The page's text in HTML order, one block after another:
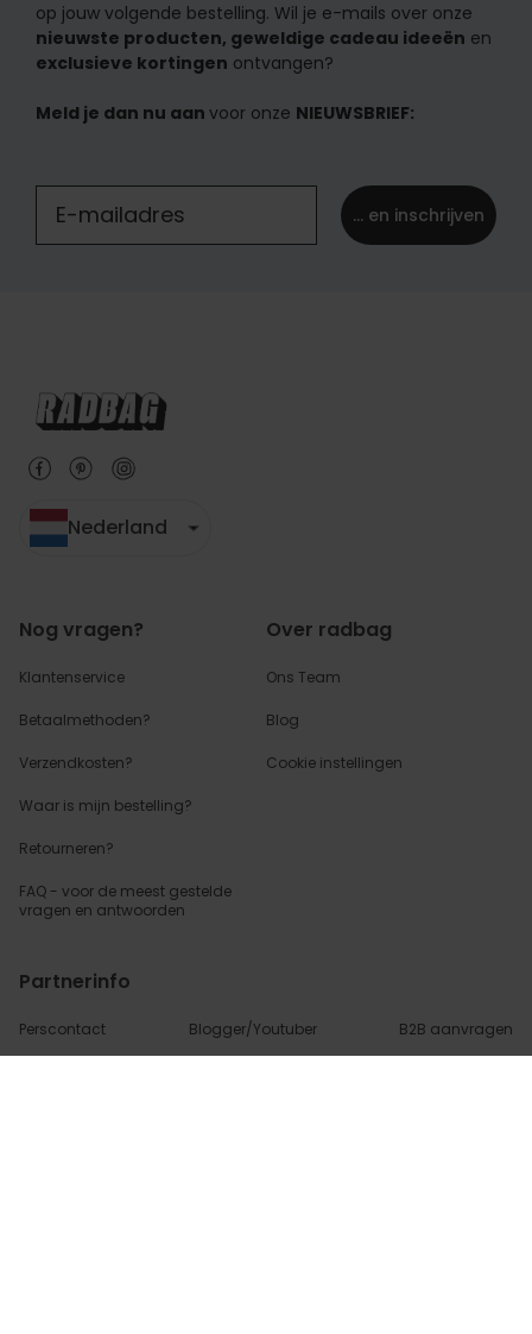
op jouw volgende bestelling. Wil je e-mails over onze
nieuwste producten, geweldige cadeau ideeën en
exclusieve kortingen ontvangen?
Meld je dan nu aan voor onze NIEUWSBRIEF:
... en inschrijven
Nederland
Nog vragen?
Klantenservice
Betaalmethoden?
Verzendkosten?
Waar is mijn bestelling?
Retourneren?
FAQ - voor de meest gestelde
vragen en antwoorden
Over radbag
Ons Team
Blog
Cookie instellingen
Partnerinfo
Perscontact Blogger/Youtuber B2B aanvragen